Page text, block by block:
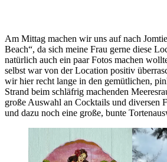
Am Mittag machen wir uns auf nach
Beach“, da sich meine Frau gerne diese
natürlich auch ein paar Fotos machen
selbst war von der Location positiv
wir hier recht lange in den gemütlichen,
Strand beim schläfrig machenden
große Auswahl an Cocktails und diversen
und dazu noch eine große, bunte